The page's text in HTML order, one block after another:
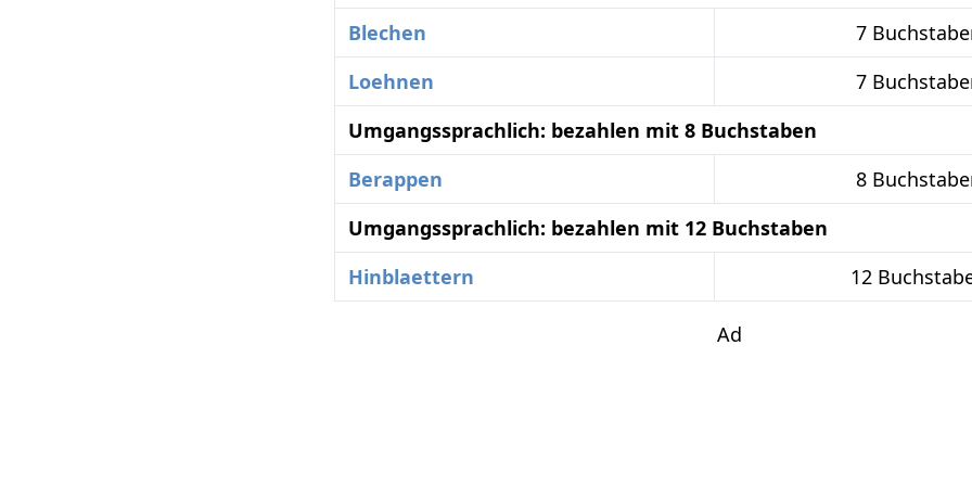
Blechen
7
Loehnen
7
Umgangssprachlich: bezahlen mit 8 Buchstaben
Berappen
8
Umgangssprachlich: bezahlen mit 12 Buchstaben
Hinblaettern
12
Ad